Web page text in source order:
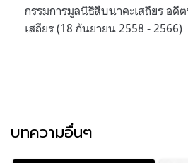
กรรมการมูลนิธิสืบนาคะเสถียร อดี
เสถียร (18 กันยายน 2558 - 2566)
บทความอื่นๆ